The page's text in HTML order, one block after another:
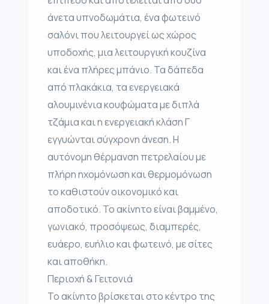
άνετα υπνοδωμάτια, ένα φωτεινό
σαλόνι που λειτουργεί ως χώρος
υποδοχής, μια λειτουργική κουζίνα
και ένα πλήρες μπάνιο. Τα δάπεδα
από πλακάκια, τα ενεργειακά
αλουμινένια κουφώματα με διπλά
τζάμια και η ενεργειακή κλάση Γ
εγγυώνται σύγχρονη άνεση. Η
αυτόνομη θέρμανση πετρελαίου με
πλήρη ηχομόνωση και θερμομόνωση
το καθιστούν οικονομικό και
αποδοτικό. Το ακίνητο είναι βαμμένο,
γωνιακό, προσόψεως, διαμπερές,
ευάερο, ευήλιο και φωτεινό, με σίτες
και αποθήκη.
Περιοχή & Γειτονιά
Το ακίνητο βρίσκεται στο κέντρο της